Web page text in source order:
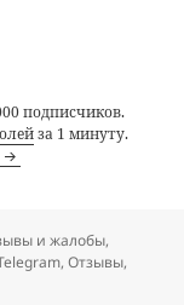
подписчиков.
за 1 минуту.
и жалобы,
,Отзывы,